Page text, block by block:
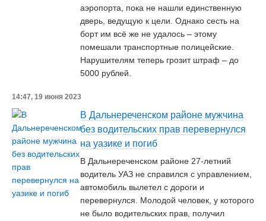
аэропорта, пока не нашли единственную
дверь, ведущую к цели. Однако сесть на
борт им всё же не удалось – этому
помешали транспортные полицейские.
Нарушителям теперь грозит штраф – до
5000 рублей.
14:47, 19 июня 2023
В Дальнереченском районе мужчина
без водительских прав перевернулся
на уазике и погиб
В Дальнереченском районе 27-летний
водитель УАЗ не справился с управлением,
автомобиль вылетел с дороги и
перевернулся. Молодой человек, у которого
не было водительских прав, получил